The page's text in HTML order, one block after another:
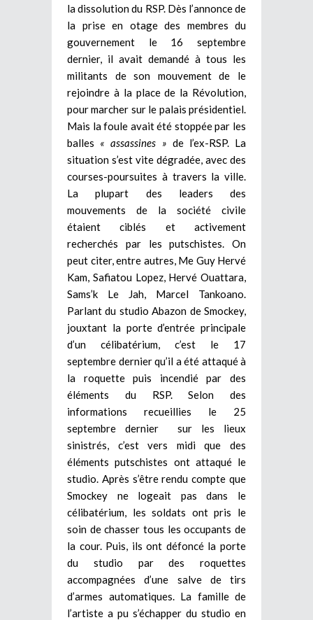
la dissolution du RSP. Dès l’annonce de
la prise en otage des membres du
gouvernement le 16 septembre
dernier, il avait demandé à tous les
militants de son mouvement de le
rejoindre à la place de la Révolution,
pour marcher sur le palais présidentiel.
Mais la foule avait été stoppée par les
balles « assassines » de l’ex-RSP. La
situation s’est vite dégradée, avec des
courses-poursuites à travers la ville.
La plupart des leaders des
mouvements de la société civile
étaient ciblés et activement
recherchés par les putschistes. On
peut citer, entre autres, Me Guy Hervé
Kam, Safiatou Lopez, Hervé Ouattara,
Sams’k Le Jah, Marcel Tankoano.
Parlant du studio Abazon de Smockey,
jouxtant la porte d’entrée principale
d’un célibatérium, c’est le 17
septembre dernier qu’il a été attaqué à
la roquette puis incendié par des
éléments du RSP. Selon des
informations recueillies le 25
septembre dernier sur les lieux
sinistrés, c’est vers midi que des
éléments putschistes ont attaqué le
studio. Après s’être rendu compte que
Smockey ne logeait pas dans le
célibatérium, les soldats ont pris le
soin de chasser tous les occupants de
la cour. Puis, ils ont défoncé la porte
du studio par des roquettes
accompagnées d’une salve de tirs
d’armes automatiques. La famille de
l’artiste a pu s’échapper du studio en